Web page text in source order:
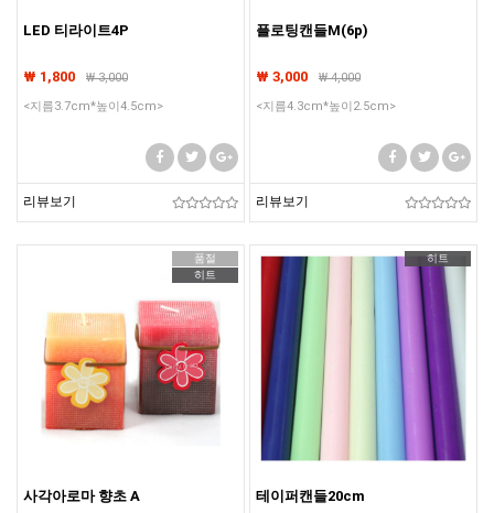
LED 티라이트4P
₩ 1,800 ₩3,000
<지름3.7cm*높이4.5cm>
리뷰보기
플로팅캔들M(6p)
₩ 3,000 ₩4,000
<지름4.3cm*높이2.5cm>
리뷰보기
품절
히트
사각아로마 향초 A
히트
테이퍼캔들20cm